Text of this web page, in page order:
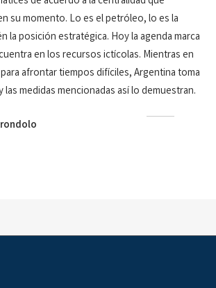
su momento. Lo es el petróleo, lo es la
la posición estratégica. Hoy la agenda marca
en los recursos ictícolas. Mientras en
afrontar tiempos difíciles, Argentina toma
las medidas mencionadas así lo demuestran.